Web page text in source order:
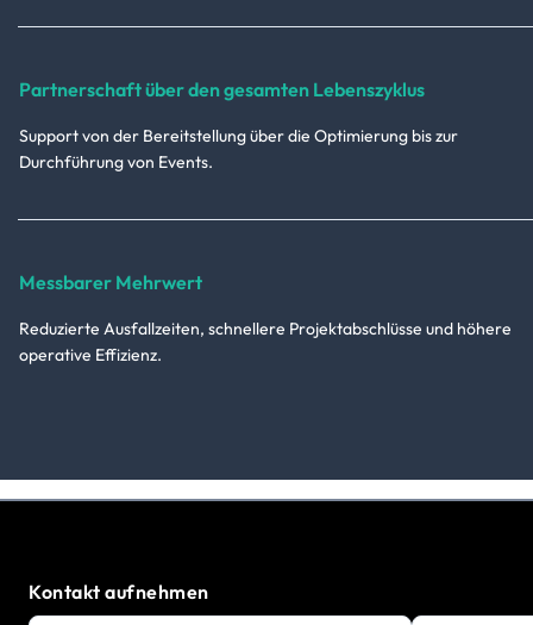
Partnerschaft über den gesamten Lebenszyklus
Support von der Bereitstellung über die Optimierung bis zur
Durchführung von Events.
Messbarer Mehrwert
Reduzierte Ausfallzeiten, schnellere Projektabschlüsse und höhere
operative Effizienz.
Kontakt aufnehmen